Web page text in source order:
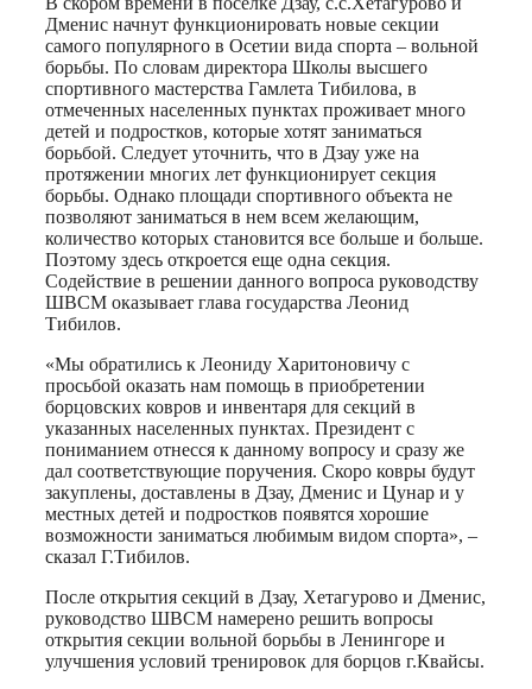
Дменис начнут функционировать новые секции
самого популярного в Осетии вида спорта – вольной
борьбы. По словам директора Школы высшего
спортивного мастерства Гамлета Тибилова, в
отмеченных населенных пунктах проживает много
детей и подростков, которые хотят заниматься
борьбой. Следует уточнить, что в Дзау уже на
протяжении многих лет функционирует секция
борьбы. Однако площади спортивного объекта не
позволяют заниматься в нем всем желающим,
количество которых становится все больше и больше.
Поэтому здесь откроется еще одна секция.
Содействие в решении данного вопроса руководству
ШВСМ оказывает глава государства Леонид
Тибилов.
«Мы обратились к Леониду Харитоновичу с
просьбой оказать нам помощь в приобретении
борцовских ковров и инвентаря для секций в
указанных населенных пунктах. Президент с
пониманием отнесся к данному вопросу и сразу же
дал соответствующие поручения. Скоро ковры будут
закуплены, доставлены в Дзау, Дменис и Цунар и у
местных детей и подростков появятся хорошие
возможности заниматься любимым видом спорта», –
сказал Г.Тибилов.
После открытия секций в Дзау, Хетагурово и Дменис,
руководство ШВСМ намерено решить вопросы
открытия секции вольной борьбы в Ленингоре и
улучшения условий тренировок для борцов г.Квайсы.